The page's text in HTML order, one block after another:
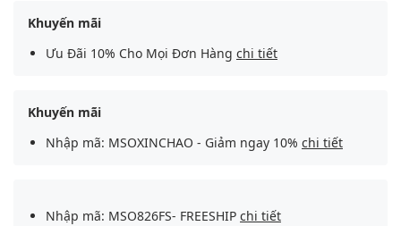
Khuyến mãi
Ưu Đãi 10% Cho Mọi Đơn Hàng chi tiết
Khuyến mãi
Nhập mã: MSOXINCHAO - Giảm ngay 10% chi tiết
Nhập mã: MSO826FS- FREESHIP chi tiết